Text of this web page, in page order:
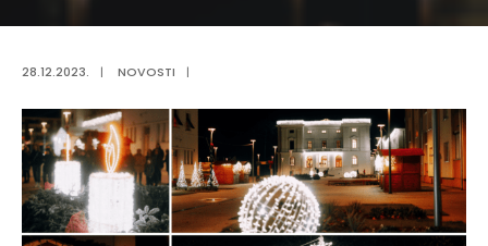
28.12.2023. | NOVOSTI |